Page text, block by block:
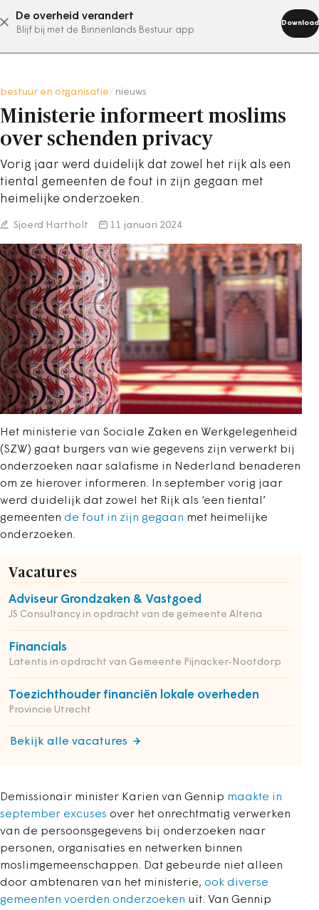
De overheid verandert
Blijf bij met de Binnenlands Bestuur app
Download
abonneer nu
bestuur en organisatie nieuws
Ministerie informeert moslims
over schenden privacy
Vorig jaar werd duidelijk dat zowel het rijk als een
tiental gemeenten de fout in zijn gegaan met
heimelijke onderzoeken.
Sjoerd Hartholt 11 januari 2024
Het ministerie van Sociale Zaken en Werkgelegenheid
(SZW) gaat burgers van wie gegevens zijn verwerkt bij
onderzoeken naar salafisme in Nederland benaderen
om ze hierover informeren. In september vorig jaar
werd duidelijk dat zowel het Rijk als ‘een tiental’
gemeenten de fout in zijn gegaan met heimelijke
onderzoeken.
Vacatures
Adviseur Grondzaken & Vastgoed
JS Consultancy in opdracht van de gemeente Altena
Financials
Latentis in opdracht van Gemeente Pijnacker-Nootdorp
Toezichthouder financiën lokale overheden
Provincie Utrecht
Bekijk alle vacatures
Demissionair minister Karien van Gennip maakte in
september excuses over het onrechtmatig verwerken
van de persoonsgegevens bij onderzoeken naar
personen, organisaties en netwerken binnen
moslimgemeenschappen. Dat gebeurde niet alleen
door ambtenaren van het ministerie, ook diverse
gemeenten voerden onderzoeken uit. Van Gennip